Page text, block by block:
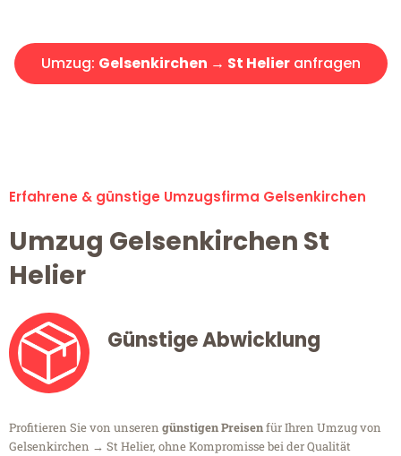
Umzug: Gelsenkirchen → St Helieranfragen
Erfahrene & günstige Umzugsfirma Gelsenkirchen
Umzug Gelsenkirchen St
Helier
Günstige Abwicklung
Profitieren Sie von unseren günstigen Preisenfür Ihren Umzug von
Gelsenkirchen → St Helier, ohne Kompromisse bei der Qualität